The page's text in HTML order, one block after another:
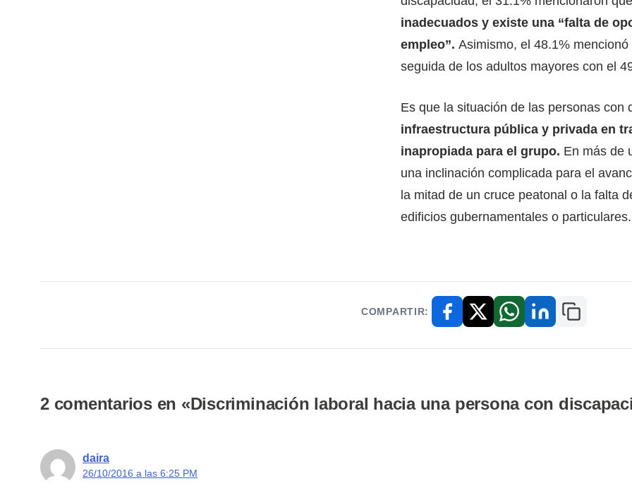
inadecuados y existe una “falta de
empleo”.Asimismo, el 48.1%
seguida de los adultos mayores con el
Es que la situación de las personas con
infraestructura pública y privada en
inapropiada para el grupo. En más de
una inclinación complicada para el
la mitad de un cruce peatonal o la falta
edificios gubernamentales o particulares.
COMPARTIR: FacebookX / TwitterWhatsAppLinkedInCopiar
2 comentarios en «Discriminación laboral hacia una persona con
daira
26/10/2016 a las 6:25 PM